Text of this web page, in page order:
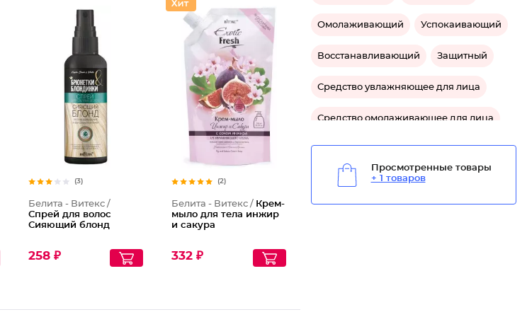
(3)
Белита - Витекс /
Спрей для волос
Сияющий блонд
258 ₽
(2)
Белита - Витекс / Крем-
мыло для тела инжир
и сакура
332 ₽
Омолаживающий Успокаивающий
Восстанавливающий Защитный
Средство увлажняющее для лица
Средство омолаживающее для лица
Средство от шелушения для лица
Просмотренные товары
+ 1 товаров